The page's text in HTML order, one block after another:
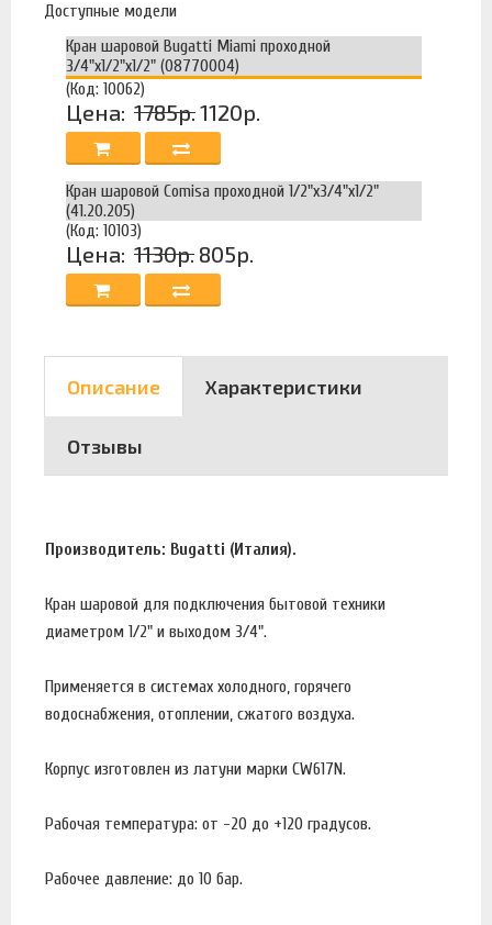
Доступные модели
Кран шаровой Bugatti Miami проходной
3/4"х1/2"х1/2" (08770004)
(Код: 10062)
Цена: 1785р.1120р.
Кран шаровой Comisa проходной 1/2"x3/4"x1/2"
(41.20.205)
(Код: 10103)
Цена: 1130р. 805р.
Описание Характеристики
Отзывы
Производитель: Bugatti (Италия).
Кран шаровой для подключения бытовой техники
диаметром 1/2" и выходом 3/4".
Применяется в системах холодного, горячего
водоснабжения, отоплении, сжатого воздуха.
Корпус изготовлен из латуни марки CW617N.
Рабочая температура: от -20 до +120 градусов.
Рабочее давление: до 10 бар.